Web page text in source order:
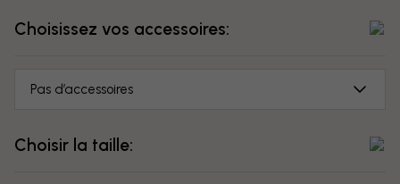
Choisissez vos accessoires:
Pas d’accessoires
Choisir la taille: